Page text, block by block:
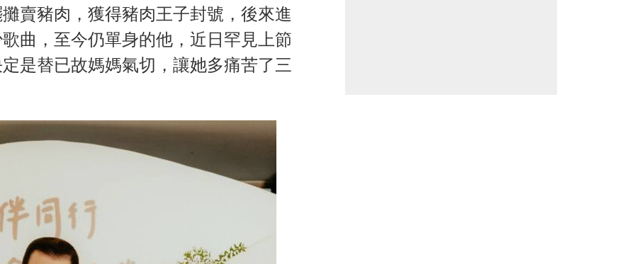
M
t
e
賣豬肉，獲得豬肉王子封號，後來進
曲，至今仍單身的他，近日罕見上節
是替已故媽媽氣切，讓她多痛苦了三